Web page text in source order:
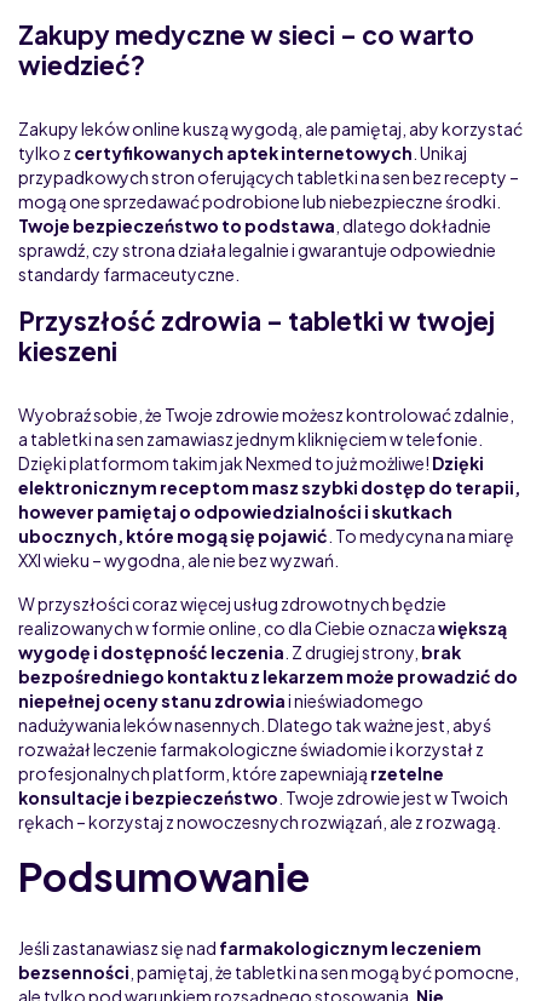
Zakupy medyczne w sieci – co warto
wiedzieć?
Zakupy leków online kuszą wygodą, ale pamiętaj, aby korzystać
tylko z certyfikowanych aptek internetowych . Unikaj
przypadkowych stron oferujących tabletki na sen bez recepty –
mogą one sprzedawać podrobione lub niebezpieczne środki.
Twoje bezpieczeństwo to podstawa , dlatego dokładnie
sprawdź, czy strona działa legalnie i gwarantuje odpowiednie
standardy farmaceutyczne.
Przyszłość zdrowia – tabletki w twojej
kieszeni
Wyobraź sobie, że Twoje zdrowie możesz kontrolować zdalnie,
a tabletki na sen zamawiasz jednym kliknięciem w telefonie.
Dzięki platformom takim jak Nexmed to już możliwe! Dzięki
elektronicznym receptom masz szybki dostęp do terapii,
however pamiętaj o odpowiedzialności i skutkach
ubocznych, które mogą się pojawić . To medycyna na miarę
XXI wieku – wygodna, ale nie bez wyzwań.
W przyszłości coraz więcej usług zdrowotnych będzie
realizowanych w formie online, co dla Ciebie oznaczawiększą
wygodę i dostępność leczenia . Z drugiej strony, brak
bezpośredniego kontaktu z lekarzem może prowadzić do
niepełnej oceny stanu zdrowiai nieświadomego
nadużywania leków nasennych. Dlatego tak ważne jest, abyś
rozważał leczenie farmakologiczne świadomie i korzystał z
profesjonalnych platform, które zapewniają rzetelne
konsultacje i bezpieczeństwo . Twoje zdrowie jest w Twoich
rękach – korzystaj z nowoczesnych rozwiązań, ale z rozwagą.
Podsumowanie
Jeśli zastanawiasz się nad farmakologicznym leczeniem
bezsenności , pamiętaj, że tabletki na sen mogą być pomocne,
ale tylko pod warunkiem rozsądnego stosowania. Nie